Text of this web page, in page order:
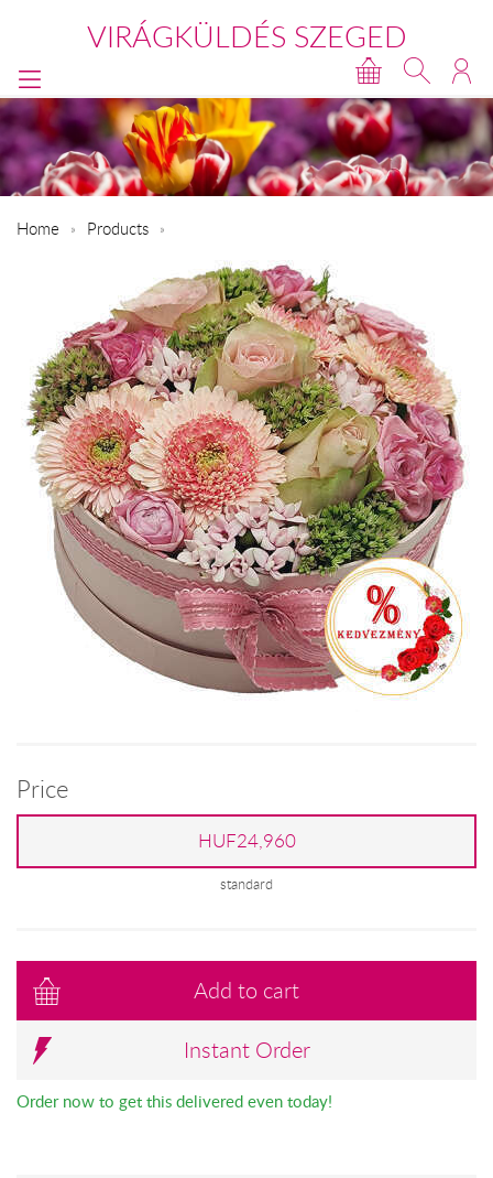
VIRÁGKÜLDÉS SZEGED
Home Products
Price
HUF24,960
standard
Add to cart
Instant Order
Order now to get this delivered even today!